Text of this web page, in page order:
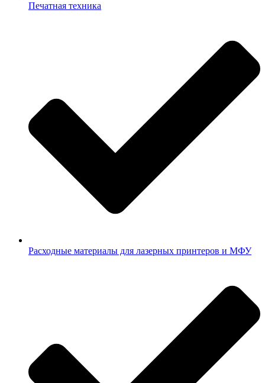
Печатная техника
Расходные материалы для лазерных принтеров и МФУ